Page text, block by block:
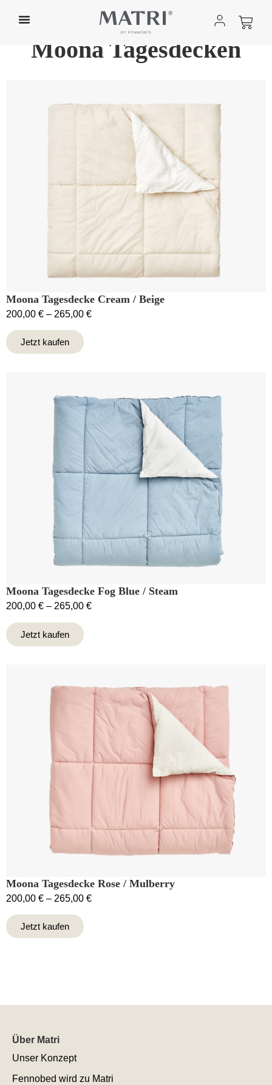
Bett-Textilien »Tagesdecken
Moona
Tagesdecken
Moona Tagesdecken
Moona Tagesdecke Cream / Beige
200,00 € – 265,00 €
Jetzt kaufen
Moona Tagesdecke Fog Blue / Steam
200,00 € – 265,00 €
Jetzt kaufen
Moona Tagesdecke Rose / Mulberry
200,00 € – 265,00 €
Jetzt kaufen
Über Matri
Unser Konzept
Fennobed wird zu Matri